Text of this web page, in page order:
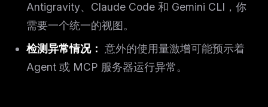
Antigravity、Claude Code 和 Gemini CLI，你
需要一个统一的视图。
检测异常情况： 意外的使用量激增可能预示着
Agent 或 MCP 服务器运行异常。